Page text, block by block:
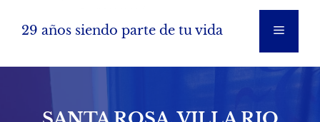
29 años siendo parte de tu vida Menú